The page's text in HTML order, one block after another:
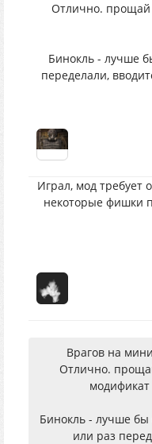
Отлично.
Бинокль - лучше
переделали,
Играл, мод требует
некоторые фишки
Врагов на
Отлично.
Бинокль - лучше бы
или раз